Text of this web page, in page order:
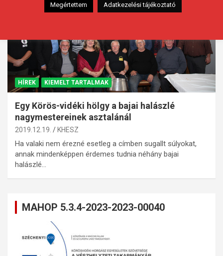
HÍREK KIEMELT TARTALMAK
Egy Körös-vidéki hölgy a bajai halászlé
nagymestereinek asztalánál
2019.12.19. KHESZ
Ha valaki nem érezné esetleg a címben sugallt súlyokat,
annak mindenképpen érdemes tudnia néhány bajai
halászlé…
MAHOP 5.3.4-2023-2023-00040
Megértettem Adatkezelési tájékoztató